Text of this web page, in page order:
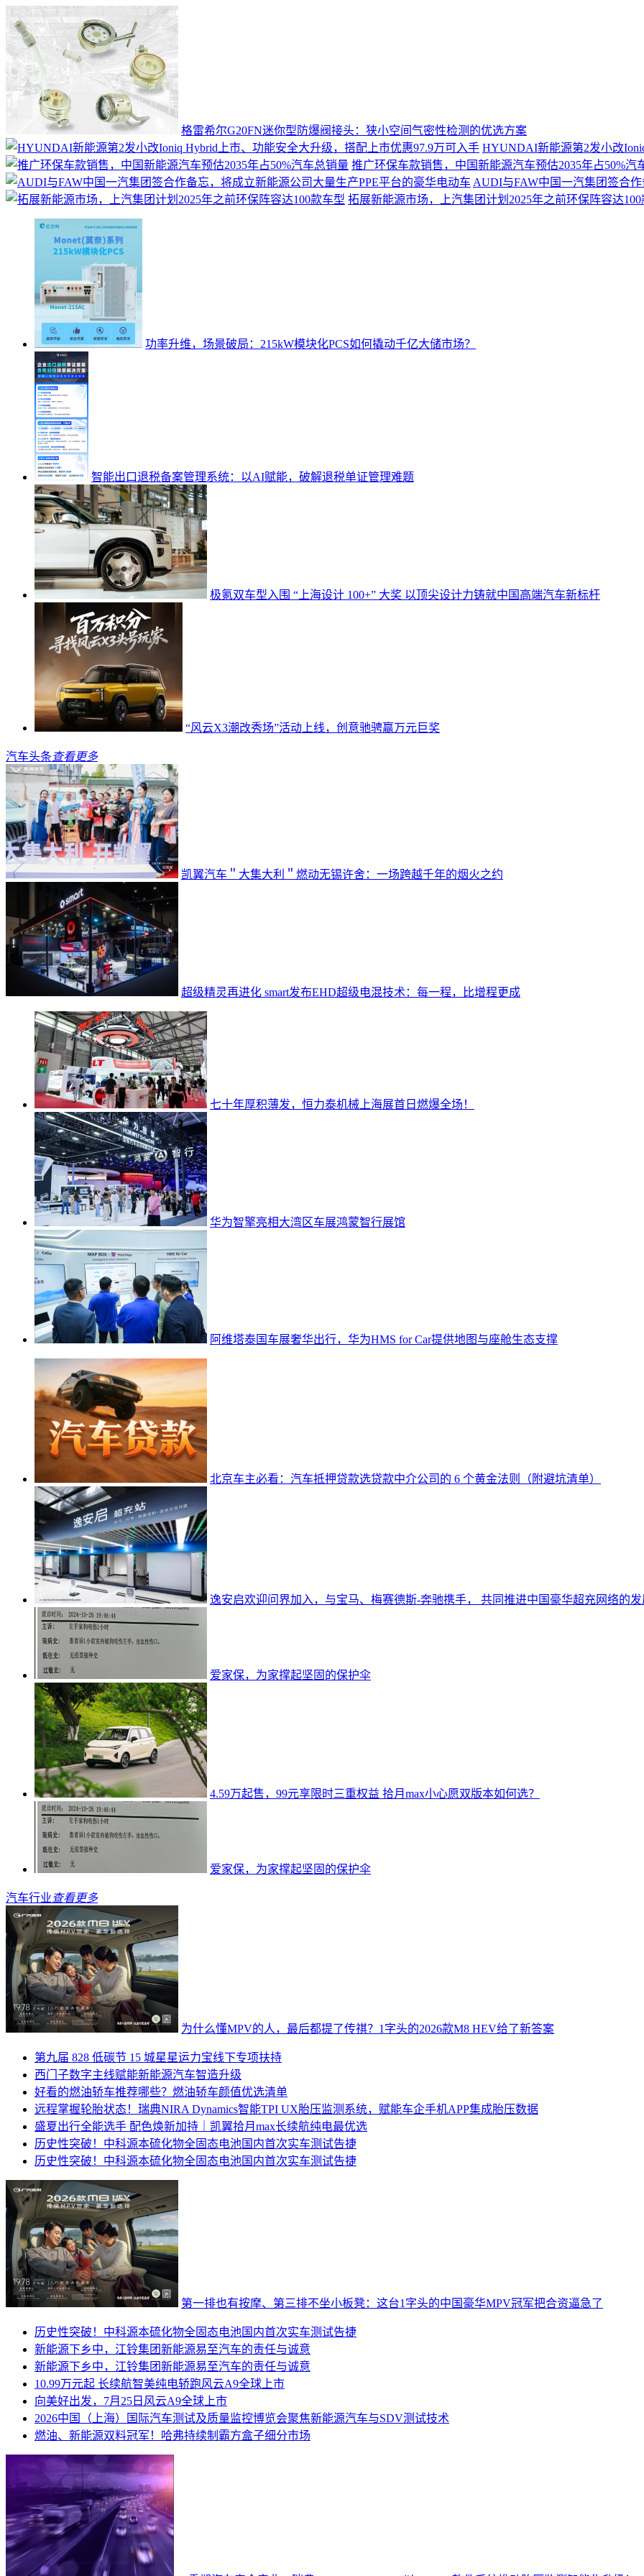
格雷希尔G20FN迷你型防爆阀接头：狭小空间气密性检测的优选方案
HYUNDAI新能源第2发小改
推广环保车款销售，中国新能源汽车预估2035年占50%汽
AUDI与FAW中国一汽集团签合
拓展新能源市场，上汽集团计划2025年之前环保阵容达
功率升维，场景破局：215kW模块化PCS如何撬动千亿大储市场？
智能出口退税备案管理系统：以AI赋能，破解退税单证管理难题
极氪双车型入围 “上海设计 100+” 大奖 以顶尖设计力铸就中国高端汽车新标杆
“风云X3潮改秀场”活动上线，创意驰骋赢万元巨奖
汽车头条查看更多
凯翼汽车＂大集大利＂燃动无锡许舍：一场跨越千年的烟火之约
超级精灵再进化 smart发布EHD超级电混技术：每一程，比增程更成
七十年厚积薄发，恒力泰机械上海展首日燃爆全场！
华为智擎亮相大湾区车展鸿蒙智行展馆
阿维塔泰国车展奢华出行，华为HMS for Car提供地图与座舱生态支撑
北京车主必看：汽车抵押贷款选贷款中介公司的 6 个黄金法则（附避坑清单）
逸安启欢迎问界加入，与宝马、梅赛德斯-奔驰携手， 共同推进中国豪华超充网络的发
爱家保，为家撑起坚固的保护伞
4.59万起售，99元享限时三重权益 拾月max小心愿双版本如何选？
爱家保，为家撑起坚固的保护伞
汽车行业查看更多
为什么懂MPV的人，最后都提了传祺？1字头的2026款M8 HEV给了新答案
第九届 828 低碳节 15 城星星运力宝线下专项扶持
西门子数字主线赋能新能源汽车智造升级
好看的燃油轿车推荐哪些？燃油轿车颜值优选清单
远程掌握轮胎状态！瑞典NIRA Dynamics智能TPI UX胎压监测系统，赋能车企手机APP集成胎压数据
盛夏出行全能选手 配色焕新加持｜凯翼拾月max长续航纯电最优选
历史性突破！中科源本硫化物全固态电池国内首次实车测试告捷
历史性突破！中科源本硫化物全固态电池国内首次实车测试告捷
第一排也有按摩、第三排不坐小板凳：这台1字头的中国豪华MPV冠军把合资逼急了
历史性突破！中科源本硫化物全固态电池国内首次实车测试告捷
新能源下乡中，江铃集团新能源易至汽车的责任与诚意
新能源下乡中，江铃集团新能源易至汽车的责任与诚意
10.99万元起 长续航智美纯电轿跑风云A9全球上市
向美好出发，7月25日风云A9全球上市
2026中国（上海）国际汽车测试及质量监控博览会聚焦新能源汽车与SDV测试技术
燃油、新能源双料冠军！哈弗持续制霸方盒子细分市场